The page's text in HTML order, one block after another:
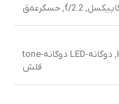
,
f/2.2
,حسگرعمق
,
دوگانه-LED دوگانه-tone
فلش